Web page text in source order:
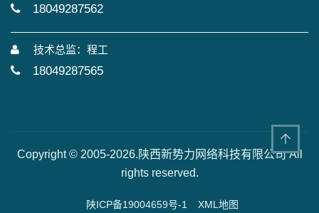
18049287562
技术总监：程工
18049287565
Copyright © 2005-2026.陕西新势力网络科技有限公司 All
rights reserved.
陕ICP备19004659号-1 XML地图